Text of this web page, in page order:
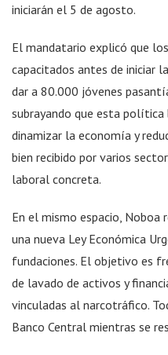
iniciarán el 5 de agosto.
El mandatario explicó que
capacitados antes de iniciar
dar a 80.000 jóvenes
subrayando que esta
dinamizar la economía y
bien recibido por varios
laboral concreta.
En el mismo espacio, Noboa
una nueva Ley Económica
fundaciones. El objetivo es
de lavado de activos y
vinculadas al narcotráfico.
Banco Central mientras se